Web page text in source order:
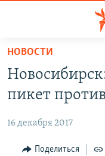
упрощенного
доступа
основному
Вернутся
ПРОГРАММЫ
АВТОРСКИЕ
ЦИТАТЫ СВОБОДЫ
МНЕНИЯ
НОВОСТИ
пикет
16 декабря 2017
Поделиться